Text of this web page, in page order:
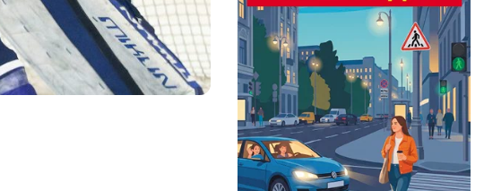
Нижегородская область вошла в число
лидеров научно-популярного туризма
17:10
Специальный концерт «Музыка
балконов» пройдет в Нижнем Новгороде
15 августа
17:06